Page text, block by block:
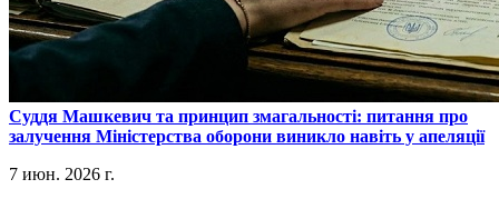
​Суддя Машкевич та принцип змагальності: питання про
залучення Міністерства оборони виникло навіть у апеляції
7 июн. 2026 г.